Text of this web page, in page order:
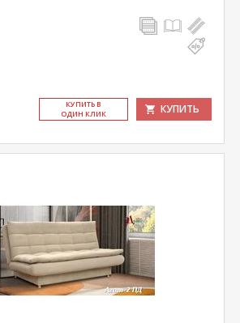
КУ­ПИТЬ В
ОДИН КЛИК
КУПИТЬ